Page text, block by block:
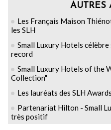
AUTRES
Les Français Maison
les SLH
Small Luxury Hotels célèbre
record
Small Luxury Hotels of the
Collection"
Les lauréats des SLH
Partenariat Hilton - Small
très positif